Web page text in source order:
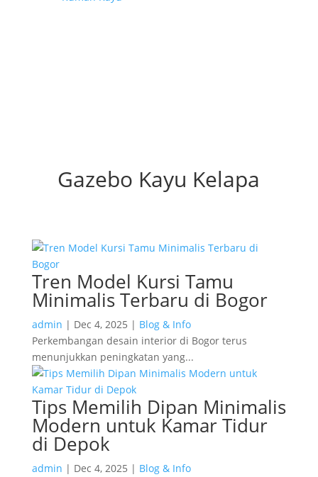
Gazebo Kayu Kelapa
Tren Model Kursi Tamu
Minimalis Terbaru di Bogor
admin | Dec 4, 2025 | Blog & Info
Perkembangan desain interior di Bogor terus
menunjukkan peningkatan yang...
Tips Memilih Dipan Minimalis
Modern untuk Kamar Tidur
di Depok
admin | Dec 4, 2025 | Blog & Info